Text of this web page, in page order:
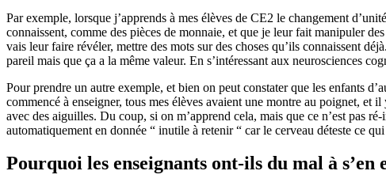
Par exemple, lorsque j’apprends à mes élèves de CE2 le changement
connaissent, comme des pièces de monnaie, et que je leur fait manipuler
vais leur faire révéler, mettre des mots sur des choses qu’ils connaissent
pareil mais que ça a la même valeur. En s’intéressant aux neurosciences
Pour prendre un autre exemple, et bien on peut constater que les enfants
commencé à enseigner, tous mes élèves avaient une montre au poignet,
avec des aiguilles. Du coup, si on m’apprend cela, mais que ce n’est pas
automatiquement en donnée “ inutile à retenir “ car le cerveau déteste ce
Pourquoi les enseignants ont-ils du mal à s’en